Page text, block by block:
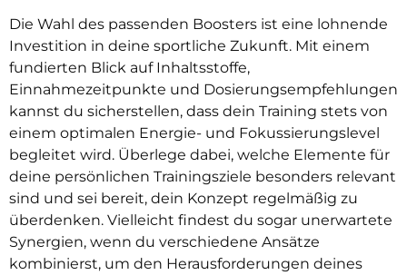
Die Wahl des passenden Boosters ist eine lohnende
Investition in deine sportliche Zukunft. Mit einem
fundierten Blick auf Inhaltsstoffe,
Einnahmezeitpunkte und Dosierungsempfehlungen
kannst du sicherstellen, dass dein Training stets von
einem optimalen Energie- und Fokussierungslevel
begleitet wird. Überlege dabei, welche Elemente für
deine persönlichen Trainingsziele besonders relevant
sind und sei bereit, dein Konzept regelmäßig zu
überdenken. Vielleicht findest du sogar unerwartete
Synergien, wenn du verschiedene Ansätze
kombinierst, um den Herausforderungen deines